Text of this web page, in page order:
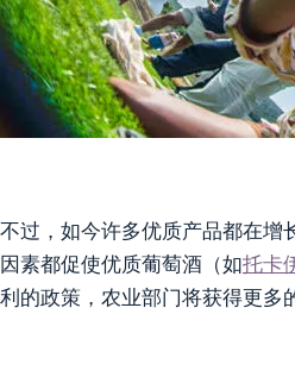
不过，如今许多优质产品都在增
因素都促使优质葡萄酒（如托卡
利的政策，农业部门将获得更多